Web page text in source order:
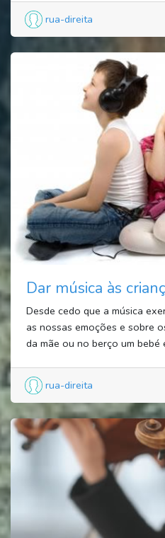
rua-direita
Dar música às
Desde cedo que a música
as nossas emoções e sobre
da mãe ou no berço um bebé
rua-direita